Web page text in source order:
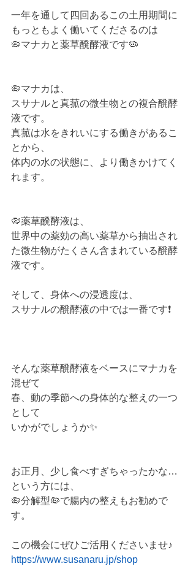
一年を通して四回あるこの土用期間に
もっともよく働いてくださるのは
🦠マナカと薬草醗酵液です🦠
🦠マナカは、
スサナルと真菰の微生物との複合醗酵
液です。
真菰は水をきれいにする働きがあるこ
とから、
体内の水の状態に、より働きかけてく
れます。
🦠薬草醗酵液は、
世界中の薬効の高い薬草から抽出され
た微生物がたくさん含まれている醗酵
液です。
そして、身体への浸透度は、
スサナルの醗酵液の中では一番です❗️
そんな薬草醗酵液をベースにマナカを
混ぜて
春、動の季節への身体的な整えの一つ
として
いかがでしょうか✨
お正月、少し食べすぎちゃったかな…
という方には、
🦠分解型🦠で腸内の整えもお勧めで
す。
この機会にぜひご活用くださいませ♪
https://www.susanaru.jp/shop